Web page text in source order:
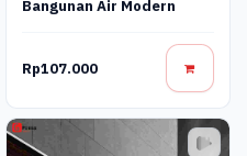
Bangunan Air Modern
Rp107.000